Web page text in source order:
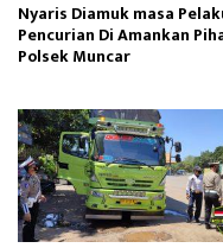
Nyaris Diamuk masa
Pencurian Di Amankan
Polsek Muncar